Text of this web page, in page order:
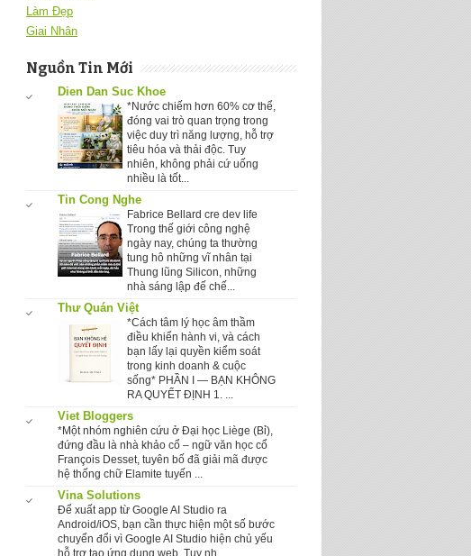
Làm Đẹp
Giai Nhân
Nguồn Tin Mới
Dien Dan Suc Khoe
*Nước chiếm hơn 60% cơ thể,
đóng vai trò quan trọng trong
việc duy trì năng lượng, hỗ trợ
tiêu hóa và thải độc. Tuy
nhiên, không phải cứ uống
nhiều là tốt...
Tin Cong Nghe
Fabrice Bellard cre dev life
Trong thế giới công nghệ
ngày nay, chúng ta thường
tung hô những vĩ nhân tại
Thung lũng Silicon, những
nhà sáng lập đế chế...
Thư Quán Việt
*Cách tâm lý học âm thầm
điều khiển hành vi, và cách
bạn lấy lại quyền kiểm soát
trong kinh doanh & cuộc
sống* PHẦN I — BẠN KHÔNG
RA QUYẾT ĐỊNH 1. ...
Viet Bloggers
*Một nhóm nghiên cứu ở Đại học Liège (Bỉ),
đứng đầu là nhà khảo cổ – ngữ văn học cổ
François Desset, tuyên bố đã giải mã được
hệ thống chữ Elamite tuyến ...
Vina Solutions
Để xuất app từ Google AI Studio ra
Android/iOS, bạn cần thực hiện một số bước
chuyển đổi vì Google AI Studio hiện chủ yếu